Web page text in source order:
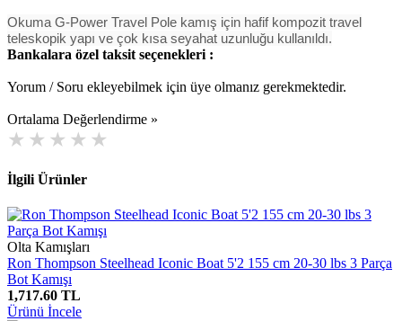
Okuma G-Power Travel Pole kamış için hafif kompozit travel
teleskopik yapı ve çok kısa seyahat uzunluğu kullanıldı.
Bankalara özel taksit seçenekleri :
Yorum / Soru ekleyebilmek için üye olmanız gerekmektedir.
Ortalama Değerlendirme »
İlgili Ürünler
Olta Kamışları
Ron Thompson Steelhead Iconic Boat 5'2 155 cm 20-30 lbs 3 Parça
Bot Kamışı
1,717.60 TL
Ürünü İncele